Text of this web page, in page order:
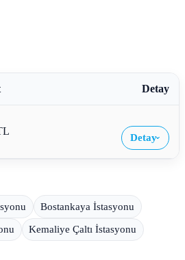
Detay
Detay›
Bostankaya İstasyonu
Kemaliye Çaltı İstasyonu